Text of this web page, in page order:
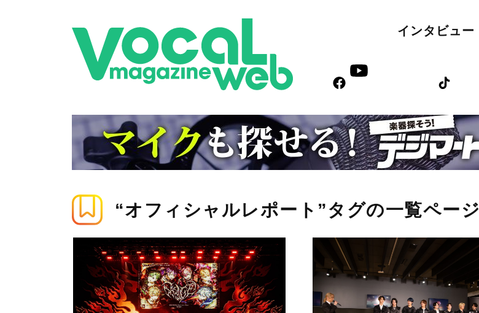
インタビュー
“オフィシャルレポート”タグの一覧ページ